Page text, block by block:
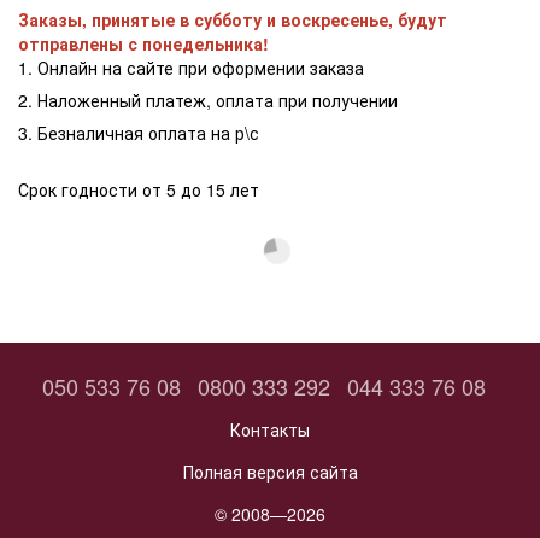
Заказы, принятые в субботу и воскресенье, будут
отправлены с понедельника!
1. Онлайн на сайте при оформении заказа
2. Наложенный платеж, оплата при получении
3. Безналичная оплата на р\с
Срок годности от 5 до 15 лет
050 533 76 08 0800 333 292 044 333 76 08
Контакты
Полная версия сайта
© 2008—2026